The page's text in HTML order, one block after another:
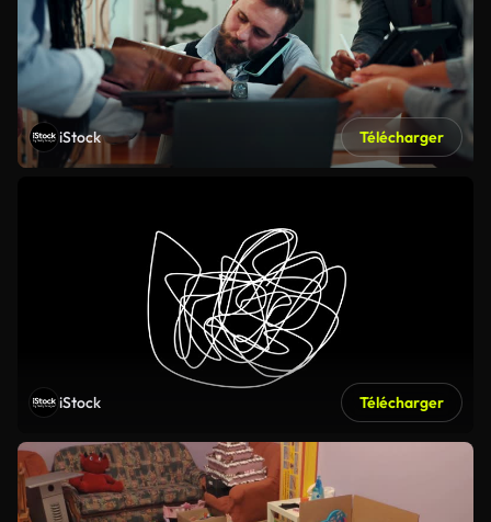
iStock Télécharger
iStock Télécharger